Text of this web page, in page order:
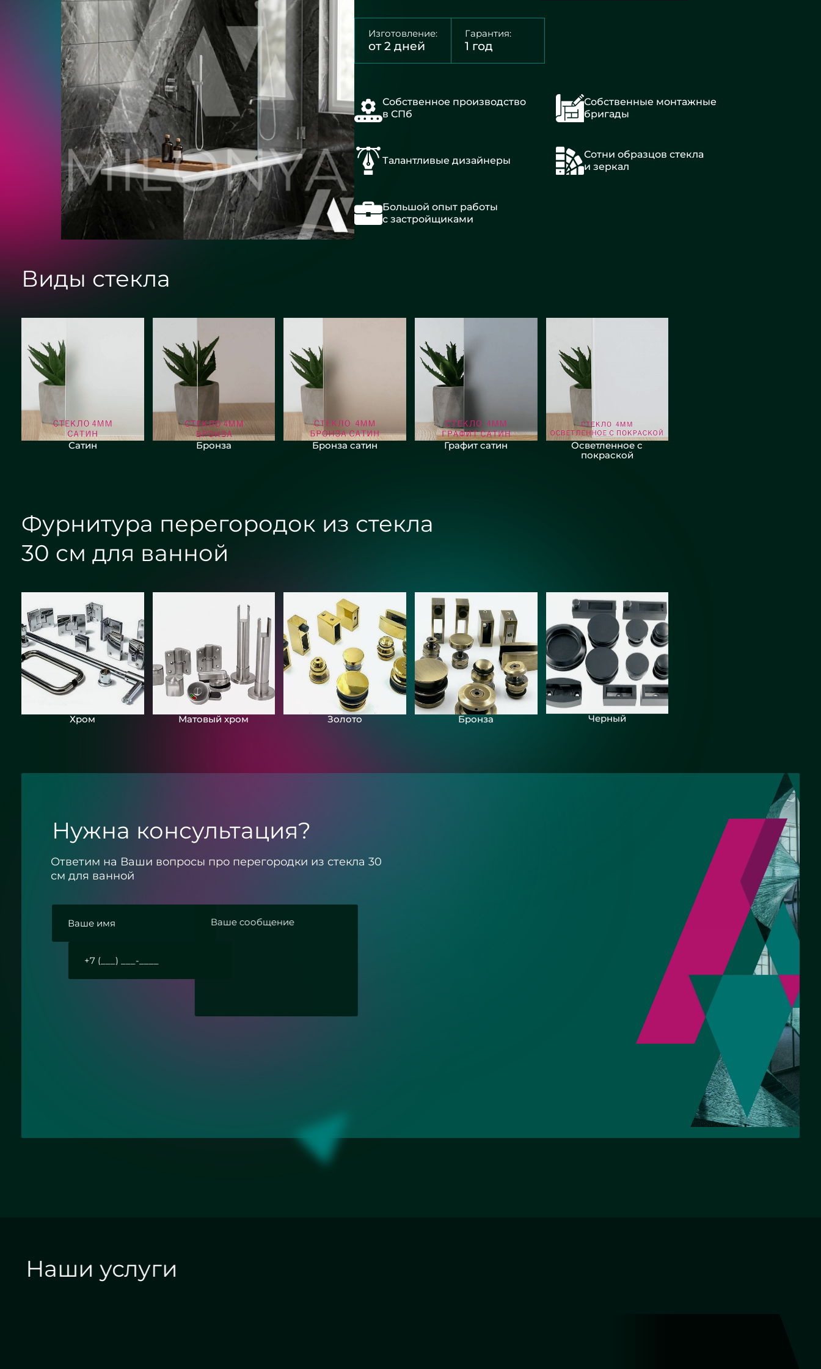
Изготовление:
от 2 дней
Гарантия:
1 год
Собственное производство
в СПб
Собственные монтажные
бригады
Талантливые дизайнеры
Сотни образцов стекла
и зеркал
Большой опыт работы
с застройщиками
Виды стекла
Сатин Бронза Бронза сатин Графит сатин
Осветленное с
покраской
Фурнитура перегородок из стекла
30 см для ванной
Хром Матовый хром Золото Бронза Черный
Нужна консультация?
Ответим на Ваши вопросы про перегородки из стекла 30
см для ванной
Наши услуги